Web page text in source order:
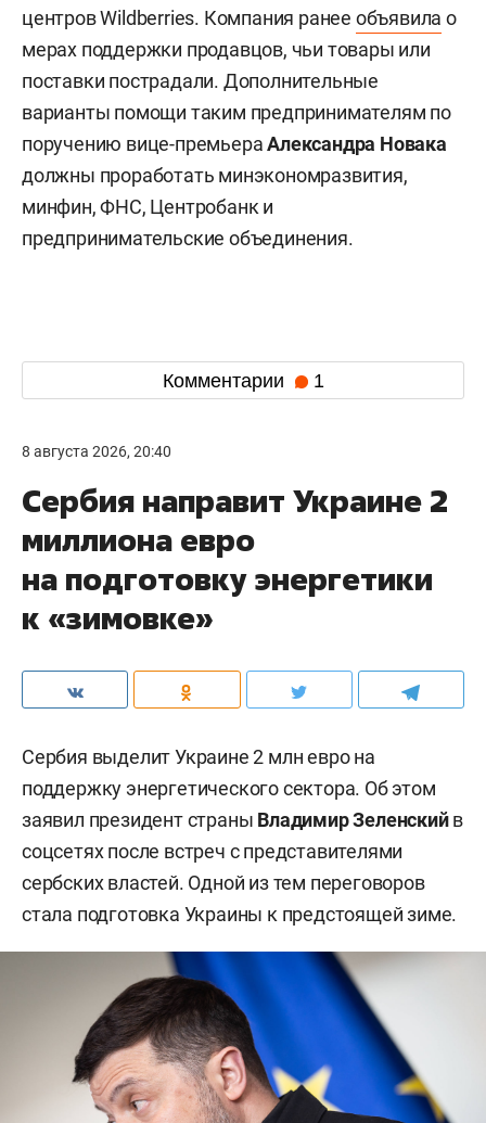
центров Wildberries. Компания ранее объявила о
мерах поддержки продавцов, чьи товары или
поставки пострадали. Дополнительные
варианты помощи таким предпринимателям по
поручению вице-премьераАлександра Новака
должны проработать минэкономразвития,
минфин, ФНС, Центробанк и
предпринимательские объединения.
Комментарии 1
8 августа 2026, 20:40
Сербия направит Украине 2
миллиона евро
на подготовку энергетики
к «зимовке»
Сербия выделит Украине 2 млн евро на
поддержку энергетического сектора. Об этом
заявил президент страны Владимир Зеленскийв
соцсетях после встреч с представителями
сербских властей. Одной из тем переговоров
стала подготовка Украины к предстоящей зиме.